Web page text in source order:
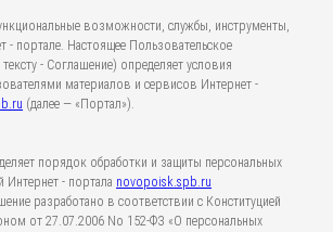
возможности, службы, инструменты,
- портале. Настоящее Пользовательское
- Соглашение) определяет условия
материалов и сервисов Интернет -
(далее — «Портал»).
порядок обработки и защиты персональных
Интернет - портала novopoisk.spb.ru
разработано в соответствии с Конституцией
от 27.07.2006 No 152-ФЗ «О персональных